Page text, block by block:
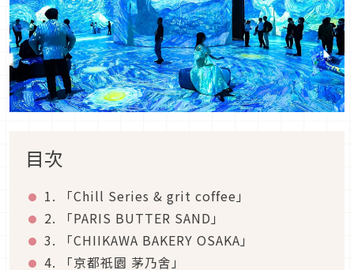
目次
1. 「Chill Series & grit coffee」
2. 「PARIS BUTTER SAND」
3. 「CHIIKAWA BAKERY OSAKA」
4. 「京都祇園 茅乃舍」